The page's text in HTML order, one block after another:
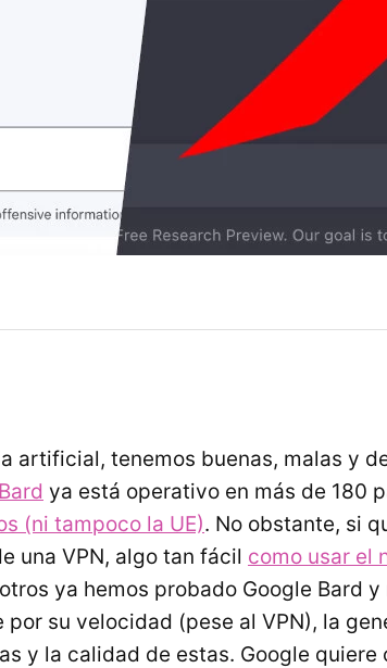
artificial, tenemos buenas, malas y
ya está operativo en más de 180
(ni tampoco la UE). No obstante, si
una VPN, algo tan fácil como usar el
ya hemos probado Google Bard y
su velocidad (pese al VPN), la
y la calidad de estas. Google quiere